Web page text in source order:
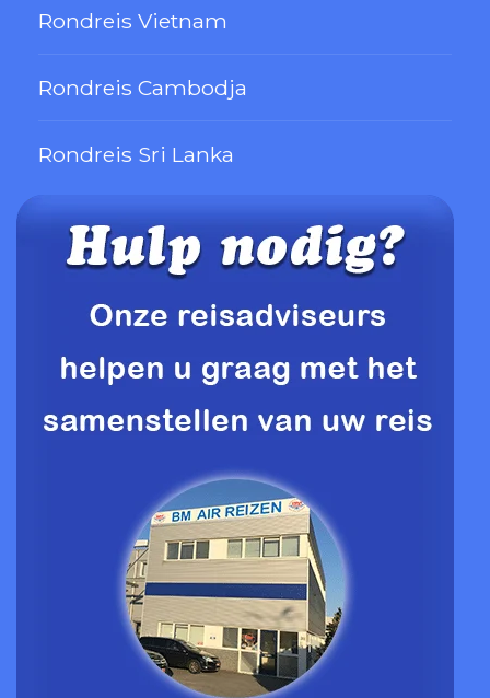
Rondreis Vietnam
Rondreis Cambodja
Rondreis Sri Lanka